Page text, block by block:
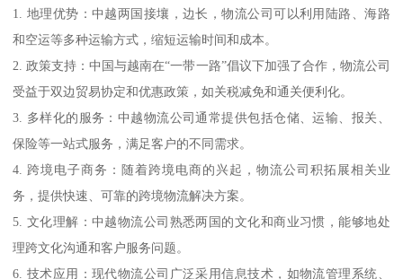
1. 地理优势：中越两国接壤，边长，物流公司可以利用陆路、海路
和空运等多种运输方式，缩短运输时间和成本。
2. 政策支持：中国与越南在“一带一路”倡议下加强了合作，物流公司
受益于双边贸易协定和优惠政策，如关税减免和通关便利化。
3. 多样化的服务：中越物流公司通常提供包括仓储、运输、报关、
保险等一站式服务，满足客户的不同需求。
4. 跨境电子商务：随着跨境电商的兴起，物流公司积拓展相关业
务，提供快速、可靠的跨境物流解决方案。
5. 文化理解：中越物流公司熟悉两国的文化和商业习惯，能够地处
理跨文化沟通和客户服务问题。
6. 技术应用：现代物流公司广泛采用信息技术，如物流管理系统、